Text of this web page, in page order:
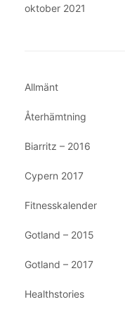
oktober 2021
Allmänt
Återhämtning
Biarritz – 2016
Cypern 2017
Fitnesskalender
Gotland – 2015
Gotland – 2017
Healthstories